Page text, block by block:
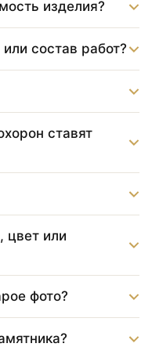
изделия?
состав работ?
ставят
цвет или
фото?